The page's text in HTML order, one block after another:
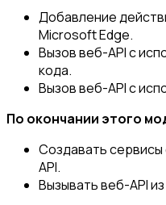
Добавление
Microsoft Edge.
Вызов веб-API с
кода.
Вызов веб-API с
По окончании этого
Создавать сервисы
API.
Вызывать веб-API